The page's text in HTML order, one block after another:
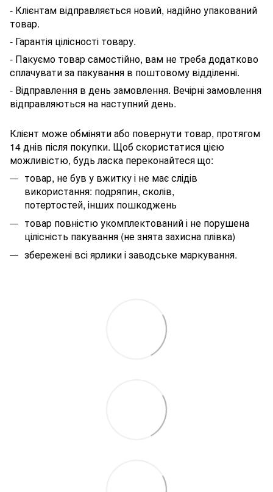
- Клієнтам відправляється новий, надійно упакований
товар.
- Гарантія цілісності товару.
- Пакуємо товар самостійно, вам не треба додатково
сплачувати за пакування в поштовому відділенні.
- Відправлення в день замовлення. Вечірні замовлення
відправляються на наступний день.
Клієнт може обміняти або повернути товар, протягом
14 днів після покупки. Щоб скористатися цією
можливістю, будь ласка переконайтеся що:
товар, не був у вжитку і не має слідів
використання: подряпин, сколів,
потертостей, інших пошкоджень
товар повністю укомплектований і не порушена
цілісність пакування (не знята захисна плівка)
збережені всі ярлики і заводське маркування.